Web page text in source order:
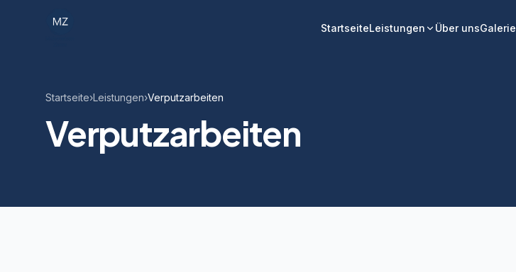
StartseiteLeistungen Über unsGalerie
Startseite›Leistungen›Verputzarbeiten
Verputzarbeiten